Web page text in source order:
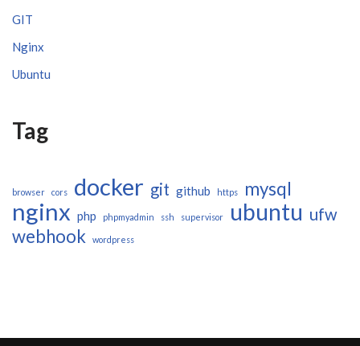
GIT
Nginx
Ubuntu
Tag
browser cors docker git github https mysql
nginx php phpmyadmin ssh supervisor ubuntu ufw
webhook wordpress